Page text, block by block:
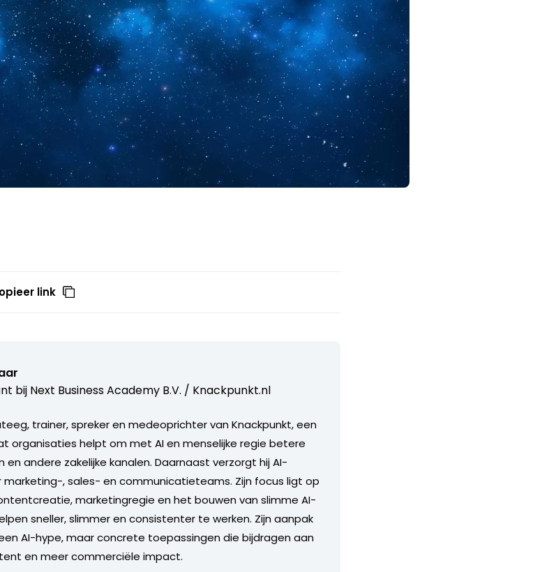
link
bij Next Business Academy B.V. / Knackpunkt.nl
trainer, spreker en medeoprichter van Knackpunkt, een
organisaties helpt om met AI en menselijke regie betere
andere zakelijke kanalen. Daarnaast verzorgt hij AI-
, sales- en communicatieteams. Zijn focus ligt op
marketingregie en het bouwen van slimme AI-
sneller, slimmer en consistenter te werken. Zijn aanpak
AI-hype, maar concrete toepassingen die bijdragen aan
en meer commerciële impact.